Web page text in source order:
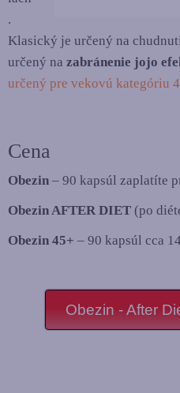
.
Klasický je určený na
určený na zabránenie jojo
určený pre vekovú kategóriu
Cena
Obezin – 90 kapsúl zaplatíte
Obezin AFTER DIET (po
Obezin 45+ – 90 kapsúl cca
Obezin - After